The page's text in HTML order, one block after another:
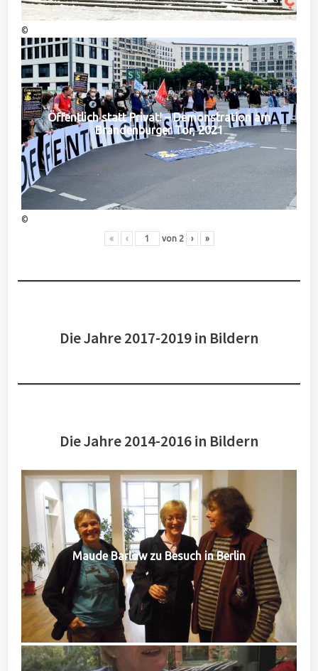
©
Öffentlich statt Privat! – Demonstration am
Brandenburger Tor, 2021
©
« ‹ von 2 › »
Die Jahre 2017-2019 in Bildern
Die Jahre 2014-2016 in Bildern
Maude Barlow zu Besuch in Berlin